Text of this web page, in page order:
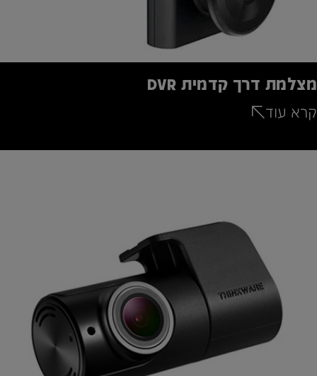
מצלמת דרך קדמית DVR
קרא עוד
*4946